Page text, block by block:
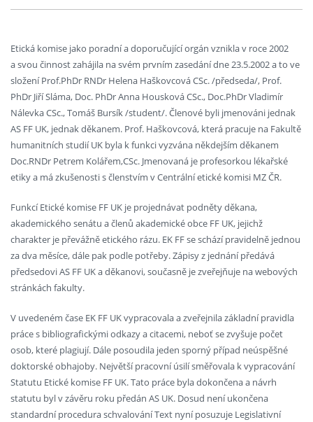
Etická komise jako poradní a doporučující orgán vznikla v roce 2002
a svou činnost zahájila na svém prvním zasedání dne 23.5.2002 a to ve
složení Prof.PhDr RNDr Helena Haškovcová CSc. /předseda/, Prof.
PhDr Jiří Sláma, Doc. PhDr Anna Housková CSc., Doc.PhDr Vladimír
Nálevka CSc., Tomáš Bursík /student/. Členové byli jmenováni jednak
AS FF UK, jednak děkanem. Prof. Haškovcová, která pracuje na Fakultě
humanitních studií UK byla k funkci vyzvána někdejším děkanem
Doc.RNDr Petrem Kolářem,CSc. Jmenovaná je profesorkou lékařské
etiky a má zkušenosti s členstvím v Centrální etické komisi MZ ČR.
Funkcí Etické komise FF UK je projednávat podněty děkana,
akademického senátu a členů akademické obce FF UK, jejichž
charakter je převážně etického rázu. EK FF se schází pravidelně jednou
za dva měsíce, dále pak podle potřeby. Zápisy z jednání předává
předsedovi AS FF UK a děkanovi, současně je zveřejňuje na webových
stránkách fakulty.
V uvedeném čase EK FF UK vypracovala a zveřejnila základní pravidla
práce s bibliografickými odkazy a citacemi, neboť se zvyšuje počet
osob, které plagiují. Dále posoudila jeden sporný případ neúspěšné
doktorské obhajoby. Největší pracovní úsilí směřovala k vypracování
Statutu Etické komise FF UK. Tato práce byla dokončena a návrh
statutu byl v závěru roku předán AS UK. Dosud není ukončena
standardní procedura schvalování Text nyní posuzuje Legislativní